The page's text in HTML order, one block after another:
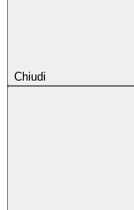
Chiudi